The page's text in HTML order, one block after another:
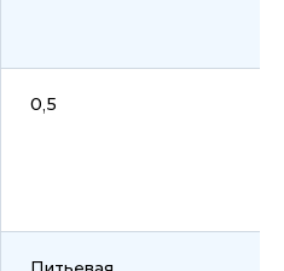
0,5